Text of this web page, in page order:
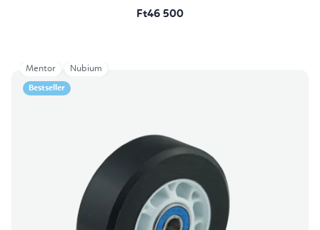
Ft46 500
Bestseller
Mentor Nubium